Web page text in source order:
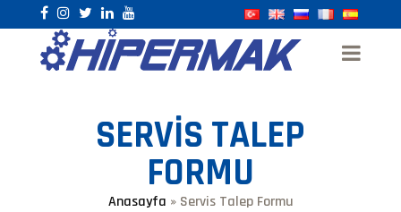
SERVIS TALEP
FORMU
Anasayfa » Servis Talep Formu